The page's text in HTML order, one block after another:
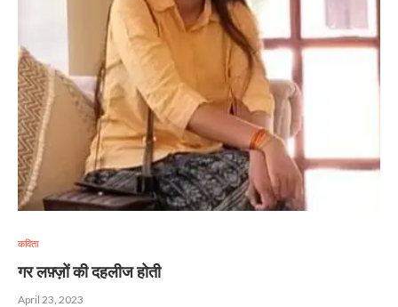
कविता
गर लफ़्ज़ों की दहलीज होती
April 23, 2023